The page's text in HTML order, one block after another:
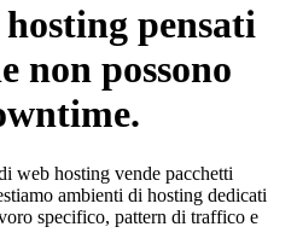
pensati
non possono
web hosting vende pacchetti
ambienti di hosting dedicati
specifico, pattern di traffico e